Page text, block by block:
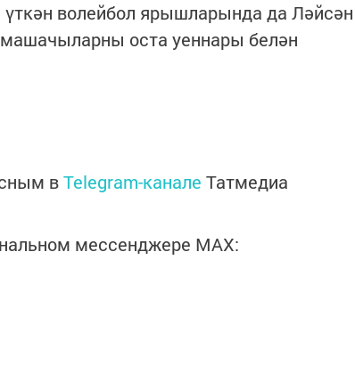
үткән волейбол ярышларында да Ләйсән
оста уеннары белән
вTelegram-канале Татмедиа
мессенджере MАХ: